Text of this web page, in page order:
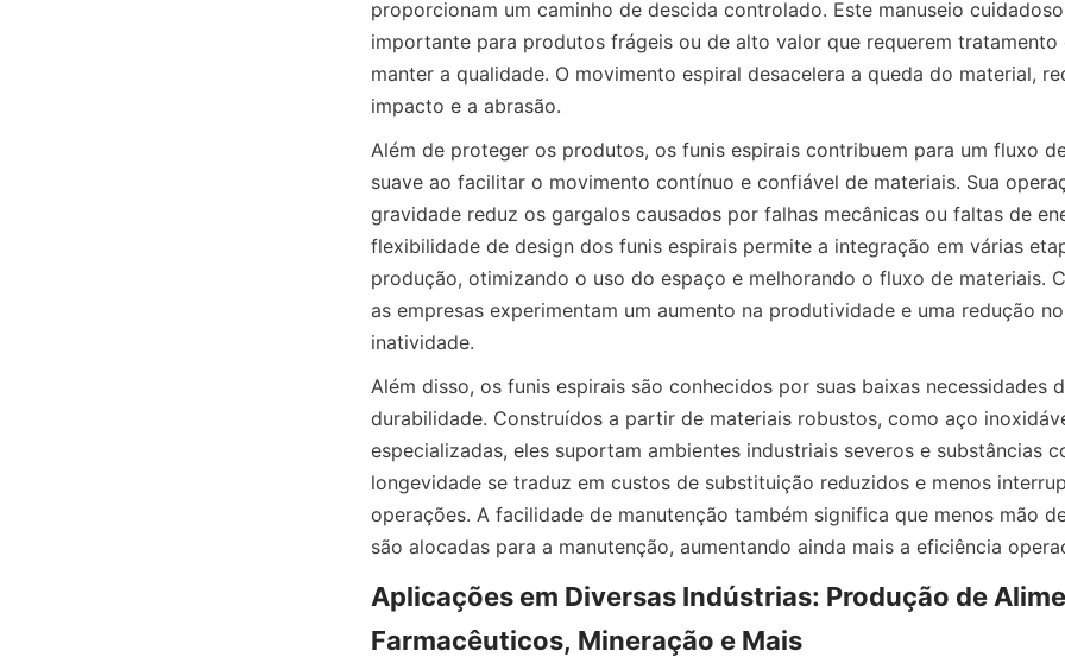
proporcionam um caminho de descida controlado. Este manuseio
importante para produtos frágeis ou de alto valor que requerem tratamento
manter a qualidade. O movimento espiral desacelera a queda do material,
impacto e a abrasão.
Além de proteger os produtos, os funis espirais contribuem para um fluxo
suave ao facilitar o movimento contínuo e confiável de materiais. Sua
gravidade reduz os gargalos causados por falhas mecânicas ou faltas de
flexibilidade de design dos funis espirais permite a integração em várias
produção, otimizando o uso do espaço e melhorando o fluxo de materiais.
as empresas experimentam um aumento na produtividade e uma redução
inatividade.
Além disso, os funis espirais são conhecidos por suas baixas necessidades
durabilidade. Construídos a partir de materiais robustos, como aço
especializadas, eles suportam ambientes industriais severos e substâncias
longevidade se traduz em custos de substituição reduzidos e menos
operações. A facilidade de manutenção também significa que menos mão
são alocadas para a manutenção, aumentando ainda mais a eficiência
Aplicações em Diversas Indústrias: Produção de
Farmacêuticos, Mineração e Mais